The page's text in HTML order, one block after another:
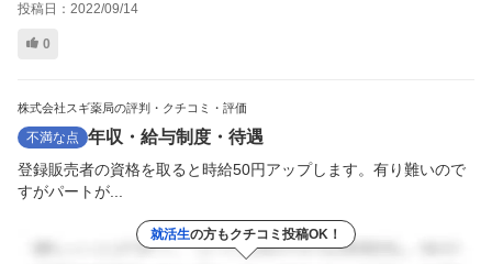
投稿日： 2022/09/14
0
株式会社スギ薬局の評判・クチコミ・評価
不満な点 年収・給与制度・待遇
登録販売者の資格を取ると時給50円アップします。有り難いので
すがパートが...
就活生の方もクチコミ投稿OK！